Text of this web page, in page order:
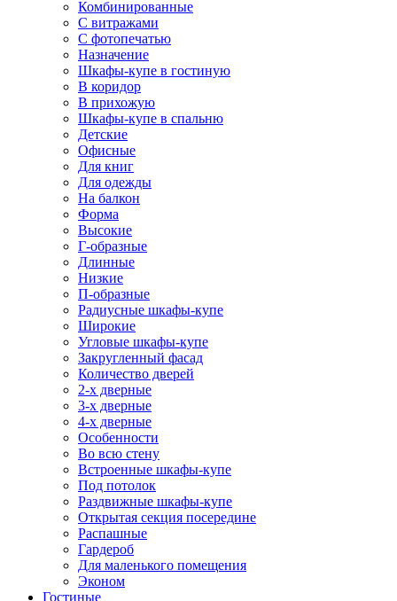
Комбинированные
С витражами
С фотопечатью
Назначение
Шкафы-купе в гостиную
В коридор
В прихожую
Шкафы-купе в спальню
Детские
Офисные
Для книг
Для одежды
На балкон
Форма
Высокие
Г-образные
Длинные
Низкие
П-образные
Радиусные шкафы-купе
Широкие
Угловые шкафы-купе
Закругленный фасад
Количество дверей
2-х дверные
3-х дверные
4-х дверные
Особенности
Во всю стену
Встроенные шкафы-купе
Под потолок
Раздвижные шкафы-купе
Открытая секция посередине
Распашные
Гардероб
Для маленького помещения
Эконом
Гостиные